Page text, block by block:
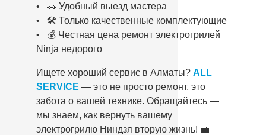
• 🚗 Удобный выезд мастера
• 🛠️ Только качественные комплектующие
• 💰 Честная цена ремонт электрогрилей
Ninja недорого
Ищете хороший сервис в Алматы? ALL
SERVICE — это не просто ремонт, это
забота о вашей технике. Обращайтесь —
мы знаем, как вернуть вашему
электрогрилю Ниндзя вторую жизнь! 💼